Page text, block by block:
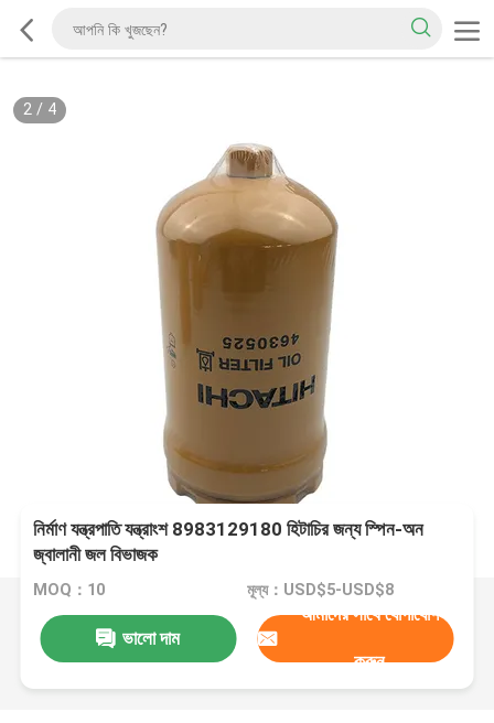
2/ 4
নির্মাণ যন্ত্রপাতি যন্ত্রাংশ 8983129180 হিটাচির জন্য স্পিন-অন
জ্বালানী জল বিভাজক
MOQ：10 মূল্য：USD$5-USD$8
ভালো দাম
আমাদের সাথে যোগাযোগ
করুন